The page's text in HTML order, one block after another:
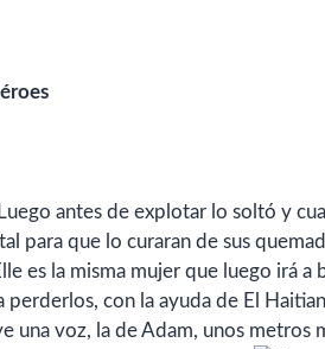
antes de explotar lo soltó y
para que lo curaran de sus
es la misma mujer que luego irá a
perderlos, con la ayuda de El
una voz, la de Adam, unos metros